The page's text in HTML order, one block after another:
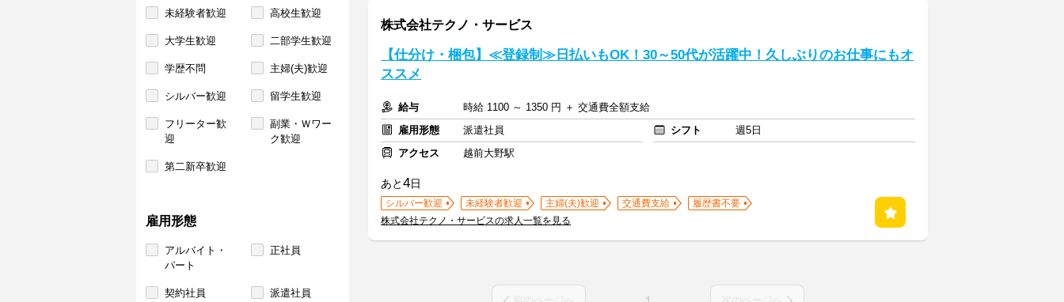
未経験者歓迎 高校生歓迎
大学生歓迎 二部学生歓迎
学歴不問 主婦(夫)歓迎
シルバー歓迎 留学生歓迎
フリーター歓
迎
副業・Ｗワー
ク歓迎
第二新卒歓迎
雇用形態
アルバイト・
パート
正社員
契約社員 派遣社員
株式会社テクノ・サービス
【仕分け・梱包】≪登録制≫日払いもOK！30～50代が活躍中！久しぶりのお仕事にもオ
ススメ
給与
時給 1100 ～ 1350 円 ＋ 交通費全額支給
雇用形態
派遣社員 シフト
週5日
アクセス
越前大野駅
あと4日
シルバー歓迎 未経験者歓迎 主婦(夫)歓迎 交通費支給
履歴書不要
株式会社テクノ・サービスの求人一覧を見る